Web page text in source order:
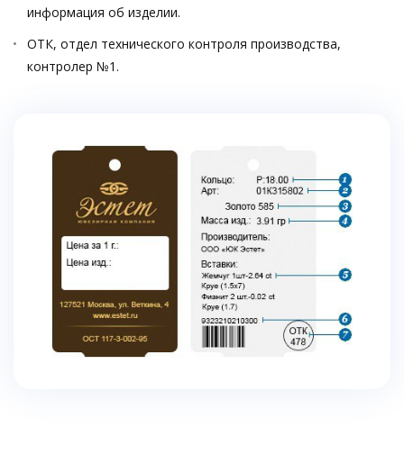
информация об изделии.
ОТК, отдел технического контроля производства,
контролер №1.